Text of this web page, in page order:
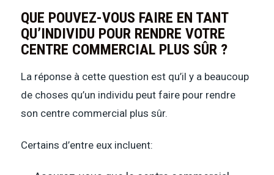
QUE POUVEZ-VOUS FAIRE EN TANT
QU’INDIVIDU POUR RENDRE VOTRE
CENTRE COMMERCIAL PLUS SÛR ?
La réponse à cette question est qu’il y a beaucoup
de choses qu’un individu peut faire pour rendre
son centre commercial plus sûr.
Certains d’entre eux incluent: